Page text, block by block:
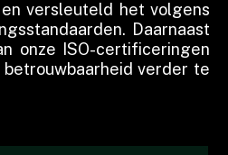
versleuteld het volgens
Daarnaast
onze ISO-certificeringen
verder te